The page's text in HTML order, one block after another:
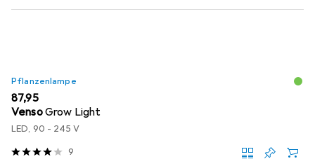
Pflanzenlampe
EUR
87,95
VensoGrow Light
LED, 90 - 245 V
9